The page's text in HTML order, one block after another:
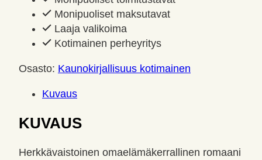
määrä
Monipuoliset maksutavat
Laaja valikoima
Kotimainen perheyritys
Osasto: Kaunokirjallisuus kotimainen
Kuvaus
KUVAUS
Herkkävaistoinen omaelämäkerrallinen romaani